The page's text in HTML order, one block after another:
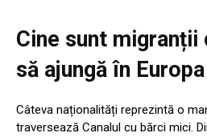
Cine sunt
să ajungă în Europa
Câteva naționalități reprezintă o
traversează Canalul cu bărci mici.